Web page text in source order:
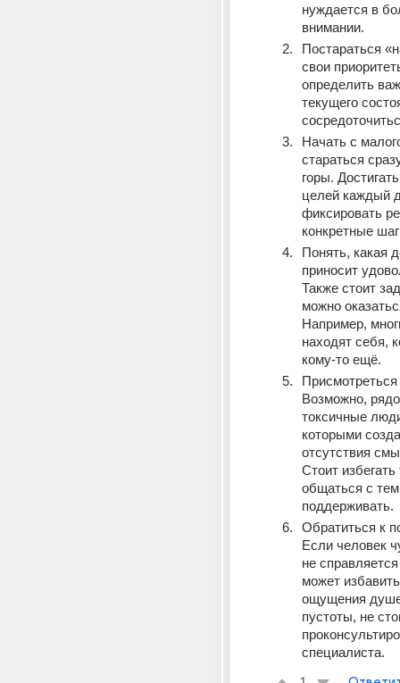
нуждается в
внимании.
Постараться
свои
определить
текущего
Начать с
стараться
горы.
целей каждый
фиксировать
конкретные
Понять, какая
приносит
Также стоит
можно
Например,
находят себя,
кому-то ещё.
Возможно,
токсичные
которыми
отсутствия
Стоит
общаться с
поддерживать.
Обратиться к
Если человек
не
может
ощущения
пустоты, не
специалиста.